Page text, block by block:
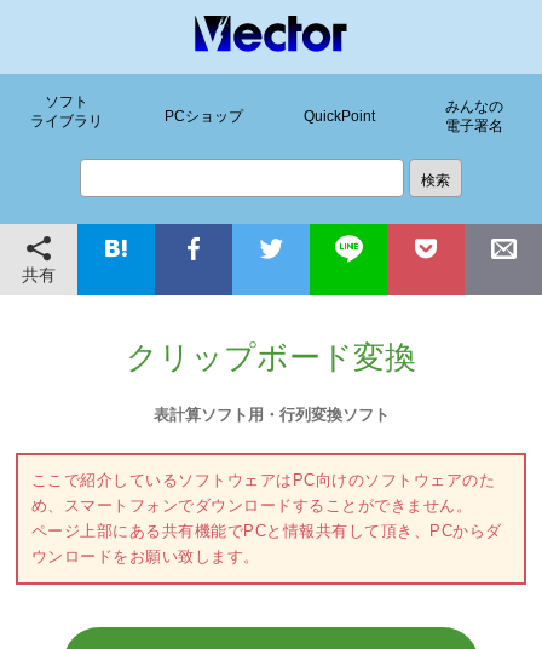
ソフト
ライブラリ
PCショップ QuickPoint
みんなの
電子署名
共有
クリップボード変換
表計算ソフト用・行列変換ソフト
ここで紹介しているソフトウェアはPC向けのソフトウェアのた
め、スマートフォンでダウンロードすることができません。
ページ上部にある共有機能でPCと情報共有して頂き、PCからダ
ウンロードをお願い致します。